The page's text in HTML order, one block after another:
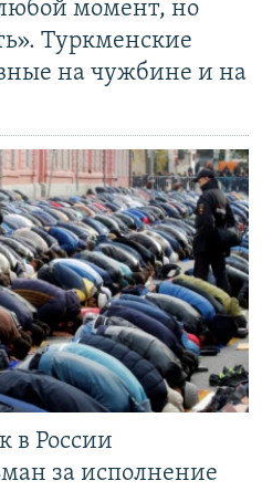
момент, но
Туркменские
на чужбине и на
в России
за исполнение